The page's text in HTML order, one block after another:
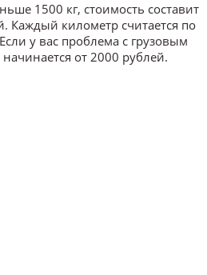
1500 кг, стоимость составит
Каждый километр считается по
у вас проблема с грузовым
от 2000 рублей.